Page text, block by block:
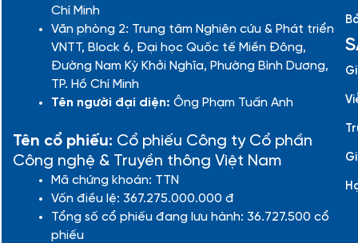
Chí Minh
Văn phòng 2: Trung tâm Nghiên cứu & Phát triển
VNTT, Block 6, Đại học Quốc tế Miền Đông,
Đường Nam Kỳ Khởi Nghĩa, Phường Bình Dương,
TP. Hồ Chí Minh
Tên người đại diện: Ông Phạm Tuấn Anh
Tên cổ phiếu: Cổ phiếu Công ty Cổ phần
Công nghệ & Truyền thông Việt Nam
Mã chứng khoán: TTN
Vốn điều lệ: 367.275.000.000 đ
Tổng số cổ phiếu đang lưu hành: 36.727.500 cổ
phiếu